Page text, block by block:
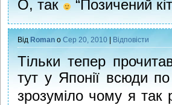
О, так “Позичений
Від Roman о Сер 20, 2010 Відповісти
Тільки тепер
тут у Японії всюди
зрозуміло чому я